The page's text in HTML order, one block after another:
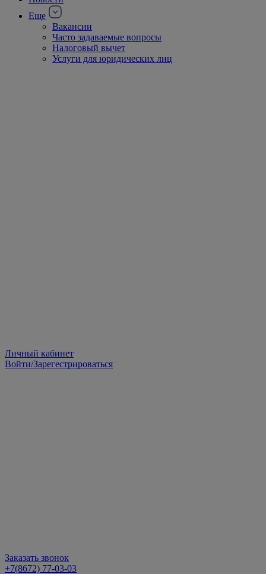
Еще
Вакансии
Часто задаваемые вопросы
Налоговый вычет
Услуги для юридических лиц
Личный кабинет
Войти/Зарегестрироваться
Заказать звонок
+7(8672) 77-03-03